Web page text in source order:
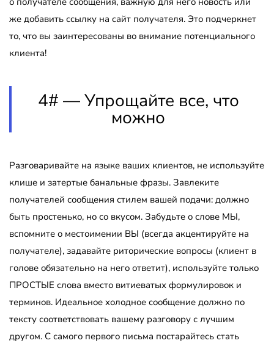
же добавить ссылку на сайт получателя. Это подчеркнет
то, что вы заинтересованы во внимание потенциального
клиента!
4# — Упрощайте все, что
можно
Разговаривайте на языке ваших клиентов, не используйте
клише и затертые банальные фразы. Завлеките
получателей сообщения стилем вашей подачи: должно
быть простенько, но со вкусом. Забудьте о слове МЫ,
вспомните о местоимении ВЫ (всегда акцентируйте на
получателе), задавайте риторические вопросы (клиент в
голове обязательно на него ответит), используйте только
ПРОСТЫЕ слова вместо витиеватых формулировок и
терминов. Идеальное холодное сообщение должно по
тексту соответствовать вашему разговору с лучшим
другом. С самого первого письма постарайтесь стать